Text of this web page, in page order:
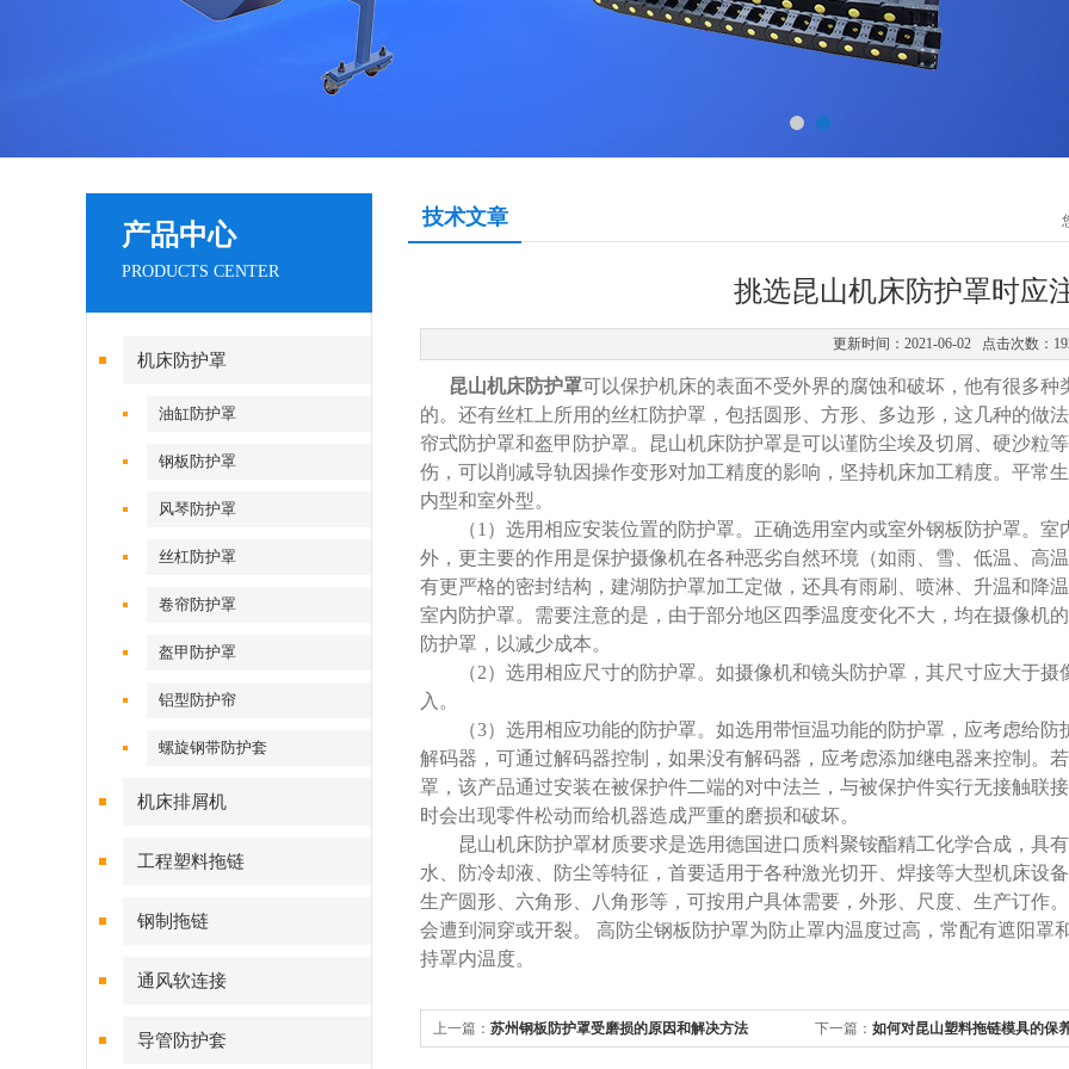
产品中心
PRODUCTS CENTER
机床防护罩
油缸防护罩
钢板防护罩
风琴防护罩
丝杠防护罩
卷帘防护罩
盔甲防护罩
铝型防护帘
螺旋钢带防护套
机床排屑机
工程塑料拖链
钢制拖链
通风软连接
导管防护套
技术文章
挑选昆山机床防护罩时应
更新时间：2021-06-02 点击次数：
昆山机床防护罩可以保护机床的表面不受外界的腐蚀和破坏，他有很多
的。还有丝杠上所用的丝杠防护罩，包括圆形、方形、多边形，这几种的做
帘式防护罩和盔甲防护罩。昆山机床防护罩是可以谨防尘埃及切屑、硬沙粒
伤，可以削减导轨因操作变形对加工精度的影响，坚持机床加工精度。平常
内型和室外型。
（1）选用相应安装位置的防护罩。正确选用室内或室外钢板防护罩。室
外，更主要的作用是保护摄像机在各种恶劣自然环境（如雨、雪、低温、高
有更严格的密封结构，建湖防护罩加工定做，还具有雨刷、喷淋、升温和降
室内防护罩。需要注意的是，由于部分地区四季温度变化不大，均在摄像机
防护罩，以减少成本。
（2）选用相应尺寸的防护罩。如摄像机和镜头防护罩，其尺寸应大于摄
入。
（3）选用相应功能的防护罩。如选用带恒温功能的防护罩，应考虑给防
解码器，可通过解码器控制，如果没有解码器，应考虑添加继电器来控制。
罩，该产品通过安装在被保护件二端的对中法兰，与被保护件实行无接触联
时会出现零件松动而给机器造成严重的磨损和破坏。
昆山机床防护罩材质要求是选用德国进口质料聚铵酯精工化学合成，具
水、防冷却液、防尘等特征，首要适用于各种激光切开、焊接等大型机床设
生产圆形、六角形、八角形等，可按用户具体需要，外形、尺度、生产订作
会遭到洞穿或开裂。 高防尘钢板防护罩为防止罩内温度过高，常配有遮阳罩
持罩内温度。
上一篇： 苏州钢板防护罩受磨损的原因和解决方法 下一篇： 如何对昆山塑料拖链模具的保